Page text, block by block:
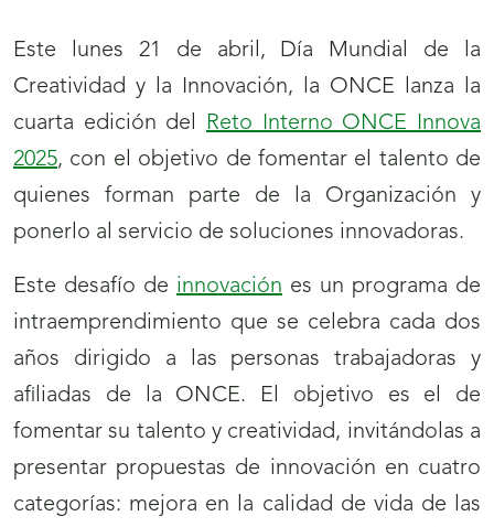
Este lunes 21 de abril, Día Mundial de la
Creatividad y la Innovación, la ONCE lanza la
cuarta edición del Reto Interno ONCE Innova
2025, con el objetivo de fomentar el talento de
quienes forman parte de la Organización y
ponerlo al servicio de soluciones innovadoras.
Este desafío de innovación es un programa de
intraemprendimiento que se celebra cada dos
años dirigido a las personas trabajadoras y
afiliadas de la ONCE. El objetivo es el de
fomentar su talento y creatividad, invitándolas a
presentar propuestas de innovación en cuatro
categorías: mejora en la calidad de vida de las